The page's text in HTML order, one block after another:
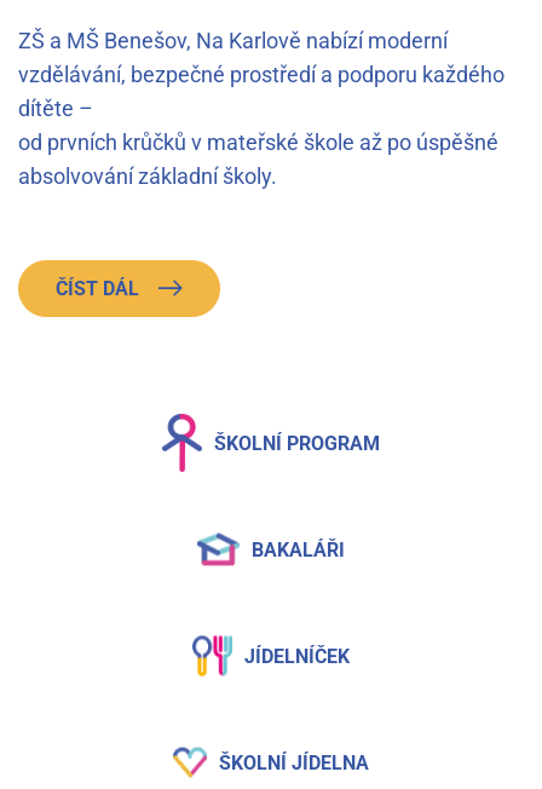
ZŠ a MŠ Benešov, Na Karlově nabízí moderní
vzdělávání, bezpečné prostředí a podporu každého
dítěte –
od prvních krůčků v mateřské škole až po úspěšné
absolvování základní školy.
ČÍST DÁL
ŠKOLNÍ PROGRAM
BAKALÁŘI
JÍDELNÍČEK
ŠKOLNÍ JÍDELNA